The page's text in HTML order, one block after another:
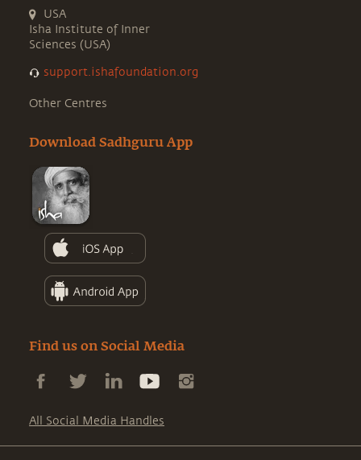
USA
Isha Institute of Inner
Sciences (USA)
support.ishafoundation.org
Other Centres
Download Sadhguru App
Find us on Social Media
All Social Media Handles